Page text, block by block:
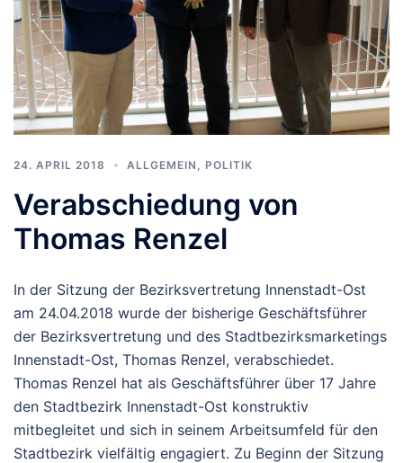
24. APRIL 2018 ALLGEMEIN POLITIK
Verabschiedung von
Thomas Renzel
In der Sitzung der Bezirksvertretung Innenstadt-Ost
am 24.04.2018 wurde der bisherige Geschäftsführer
der Bezirksvertretung und des Stadtbezirksmarketings
Innenstadt-Ost, Thomas Renzel, verabschiedet.
Thomas Renzel hat als Geschäftsführer über 17 Jahre
den Stadtbezirk Innenstadt-Ost konstruktiv
mitbegleitet und sich in seinem Arbeitsumfeld für den
Stadtbezirk vielfältig engagiert. Zu Beginn der Sitzung